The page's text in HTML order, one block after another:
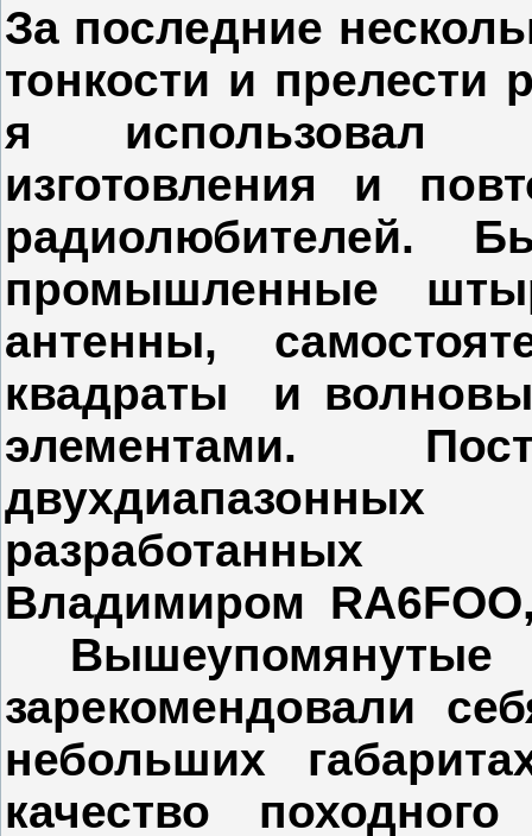
За последние
тонкости и прелести
я использовал
изготовления и
радиолюбителей.
промышленные
антенны,
квадраты и
элементами.
Владимиром RA6FOO
Вышеупомянутые
зарекомендовали
небольших
качество